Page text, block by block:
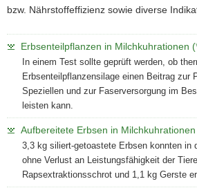
bzw. Nährstoffeffizienz sowie diverse
Erbsenteilpflanzen in Milchkuhrationen
In einem Test sollte geprüft werden, ob
Erbsenteilpflanzensilage einen Beitrag zur
Speziellen und zur Faserversorgung im
leisten kann.
Aufbereitete Erbsen in
3,3 kg siliert-getoastete Erbsen konnten in
ohne Verlust an Leistungsfähigkeit der
Rapsextraktionsschrot und 1,1 kg Gerste